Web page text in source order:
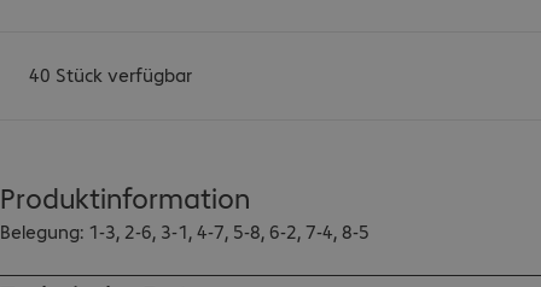
40 Stück verfügbar
Produktinformation
Belegung: 1-3, 2-6, 3-1, 4-7, 5-8, 6-2, 7-4, 8-5